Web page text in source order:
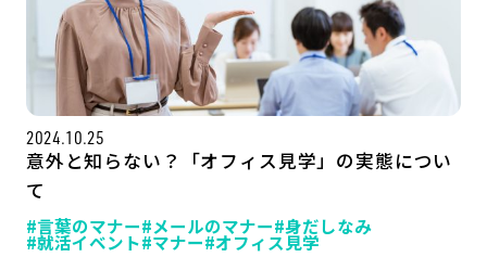
記事一覧
運営会社
2024.10.25
意外と知らない？「オフィス見学」の実態につい
て
#言葉のマナー#メールのマナー#身だしなみ
#就活イベント#マナー#オフィス見学